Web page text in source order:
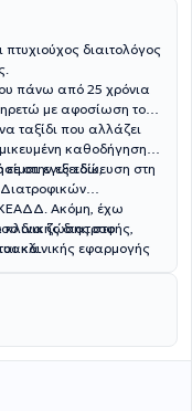
διαιτολόγος
πάνω από 25 χρόνια
με αφοσίωση τον
ταξίδι που αλλάζει
καθοδήγηση
είμαι εγώ εδώ,
στην εξειδίκευση στη
Ακόμη, έχω
διατροφής,
κλινικής εφαρμογής
Μέσα από την
διαχείριση του
έχω
με το μικροβίωμα
δια ζώσης στο